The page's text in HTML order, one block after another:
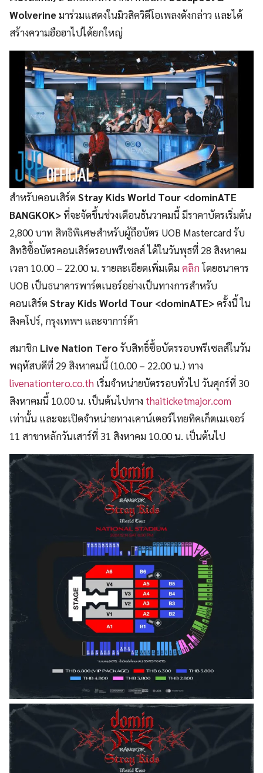
Wolverineมาร่วมแสดงในมิวสิควิดีโอเพลงดังกล่าว และได้
สร้างความฮือฮาไปได้ยกใหญ่
สำหรับคอนเสิร์ตStray Kids World Tour <dominATE
BANGKOK>ที่จะจัดขึ้นช่วงเดือนธันวาคมนี้ มีราคาบัตรเริ่มต้น
2,800 บาท สิทธิพิเศษสำหรับผู้ถือบัตร UOB Mastercard รับ
สิทธิซื้อบัตรคอนเสิร์ตรอบพรีเซลส์ ได้ในวันพุธที่ 28 สิงหาคม
เวลา 10.00 – 22.00 น. รายละเอียดเพิ่มเติมคลิกโดยธนาคาร
UOB เป็นธนาคารพาร์ตเนอร์อย่างเป็นทางการสำหรับ
คอนเสิร์ตStray Kids World Tour <dominATE>ครั้งนี้ ใน
สิงคโปร์, กรุงเทพฯ และจาการ์ต้า
สมาชิก Live Nation Tero รับสิทธิ์ซื้อบัตรรอบพรีเซลส์ในวัน
พฤหัสบดีที่ 29 สิงหาคมนี้ (10.00 – 22.00 น.) ทาง
livenationtero.co.th เริ่มจำหน่ายบัตรรอบทั่วไป วันศุกร์ที่ 30
สิงหาคมนี้ 10.00 น. เป็นต้นไปทาง thaiticketmajor.com
เท่านั้น และจะเปิดจำหน่ายทางเคาน์เตอร์ไทยทิคเก็ตเมเจอร์
11 สาขาหลักวันเสาร์ที่ 31 สิงหาคม 10.00 น. เป็นต้นไป